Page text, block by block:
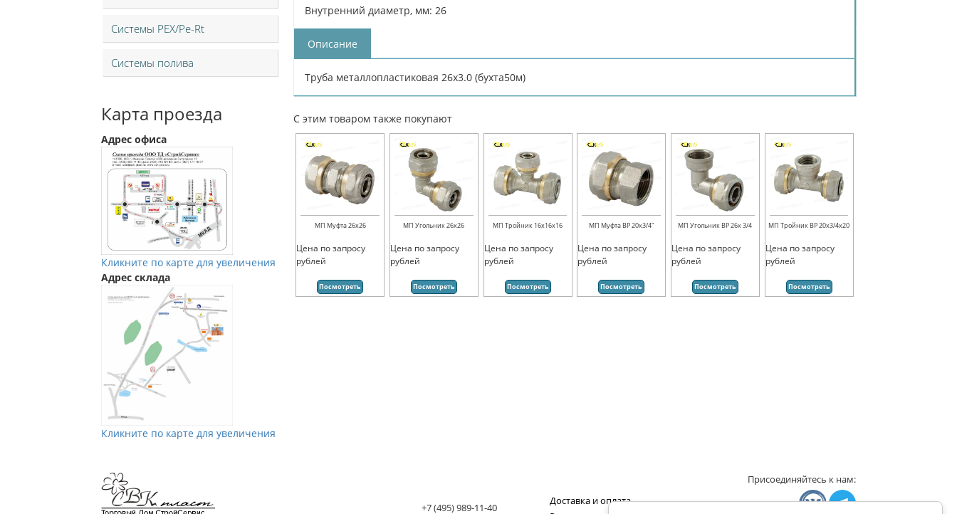
Системы PEX/Pe-Rt
Системы полива
Карта проезда
Адрес офиса
Кликните по карте для увеличения
Адрес склада
Кликните по карте для увеличения
Внутренний диаметр, мм: 26
Описание
Труба металлопластиковая 26х3.0 (бухта50м)
С этим товаром также покупают
МП Муфта 26х26
Цена по запросу
рублей
Посмотреть
МП Угольник 26х26
Цена по запросу
рублей
Посмотреть
МП Тройник 16х16х16
Цена по запросу
рублей
Посмотреть
МП Муфта ВР 20х3/4"
Цена по запросу
рублей
Посмотреть
МП Угольник ВР 26х 3/4
Цена по запросу
рублей
Посмотреть
МП Тройник ВР 20х3/4х20
Цена по запросу
рублей
Посмотреть
+7 (495) 989-11-40
Доставка и оплата
Присоединяйтесь к нам:
Мы в Vkontakte
Мы в Телеграм